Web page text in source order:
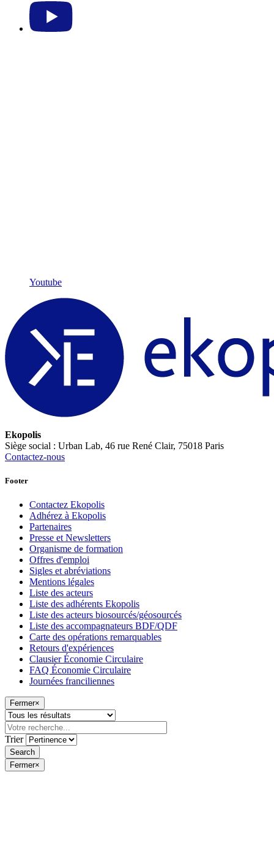
Youtube
Ekopolis
Siège social : Urban Lab, 46 rue René Clair, 75018 Paris
Contactez-nous
Footer
Contactez Ekopolis
Adhérez à Ekopolis
Partenaires
Presse et Newsletters
Organisme de formation
Offres d'emploi
Sigles et abréviations
Mentions légales
Liste des acteurs
Liste des adhérents Ekopolis
Liste des acteurs biosourcés/géosourcés
Liste des accompagnateurs BDF/QDF
Carte des opérations remarquables
Retours d'expériences
Clausier Économie Circulaire
FAQ Économie Circulaire
Journées franciliennes
Fermer×
Trier
Fermer×